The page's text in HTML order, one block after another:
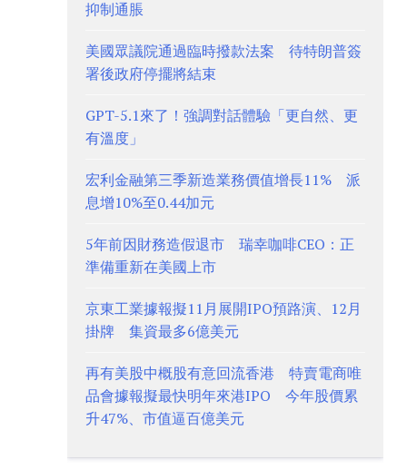
抑制通脹
美國眾議院通過臨時撥款法案 待特朗普簽
署後政府停擺將結束
GPT-5.1來了！強調對話體驗「更自然、更
有溫度」
宏利金融第三季新造業務價值增長11% 派
息增10%至0.44加元
5年前因財務造假退市 瑞幸咖啡CEO：正
準備重新在美國上市
京東工業據報擬11月展開IPO預路演、12月
掛牌 集資最多6億美元
再有美股中概股有意回流香港 特賣電商唯
品會據報擬最快明年來港IPO 今年股價累
升47%、市值逼百億美元